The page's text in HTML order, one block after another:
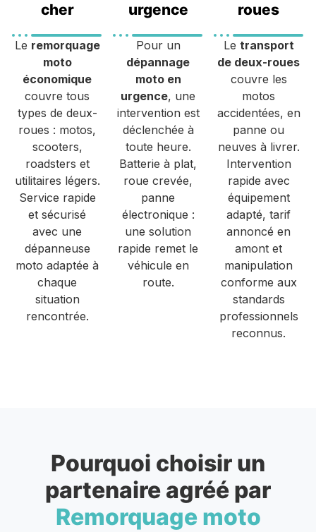
cher
Le remorquage
moto
économique
couvre tous
types de deux-
roues : motos,
scooters,
roadsters et
utilitaires légers.
Service rapide
et sécurisé
avec une
dépanneuse
moto adaptée à
chaque
situation
rencontrée.
urgence
Pour un
dépannage
moto en
urgence, une
intervention est
déclenchée à
toute heure.
Batterie à plat,
roue crevée,
panne
électronique :
une solution
rapide remet le
véhicule en
route.
roues
Le transport
de deux-roues
couvre les
motos
accidentées, en
panne ou
neuves à livrer.
Intervention
rapide avec
équipement
adapté, tarif
annoncé en
amont et
manipulation
conforme aux
standards
professionnels
reconnus.
Pourquoi choisir un
partenaire agréé par
Remorquage moto